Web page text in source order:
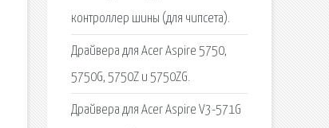
контроллер шины (для чипсета).
Драйвера для Acer Aspire 5750,
5750G, 5750Z и 5750ZG.
Драйвера для Acer Aspire V3-571G